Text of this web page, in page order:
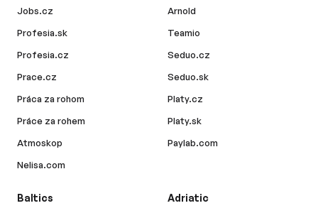
Jobs.cz
Profesia.sk
Profesia.cz
Prace.cz
Práca za rohom
Práce za rohem
Atmoskop
Nelisa.com
Arnold
Teamio
Seduo.cz
Seduo.sk
Platy.cz
Platy.sk
Paylab.com
Baltics Adriatic